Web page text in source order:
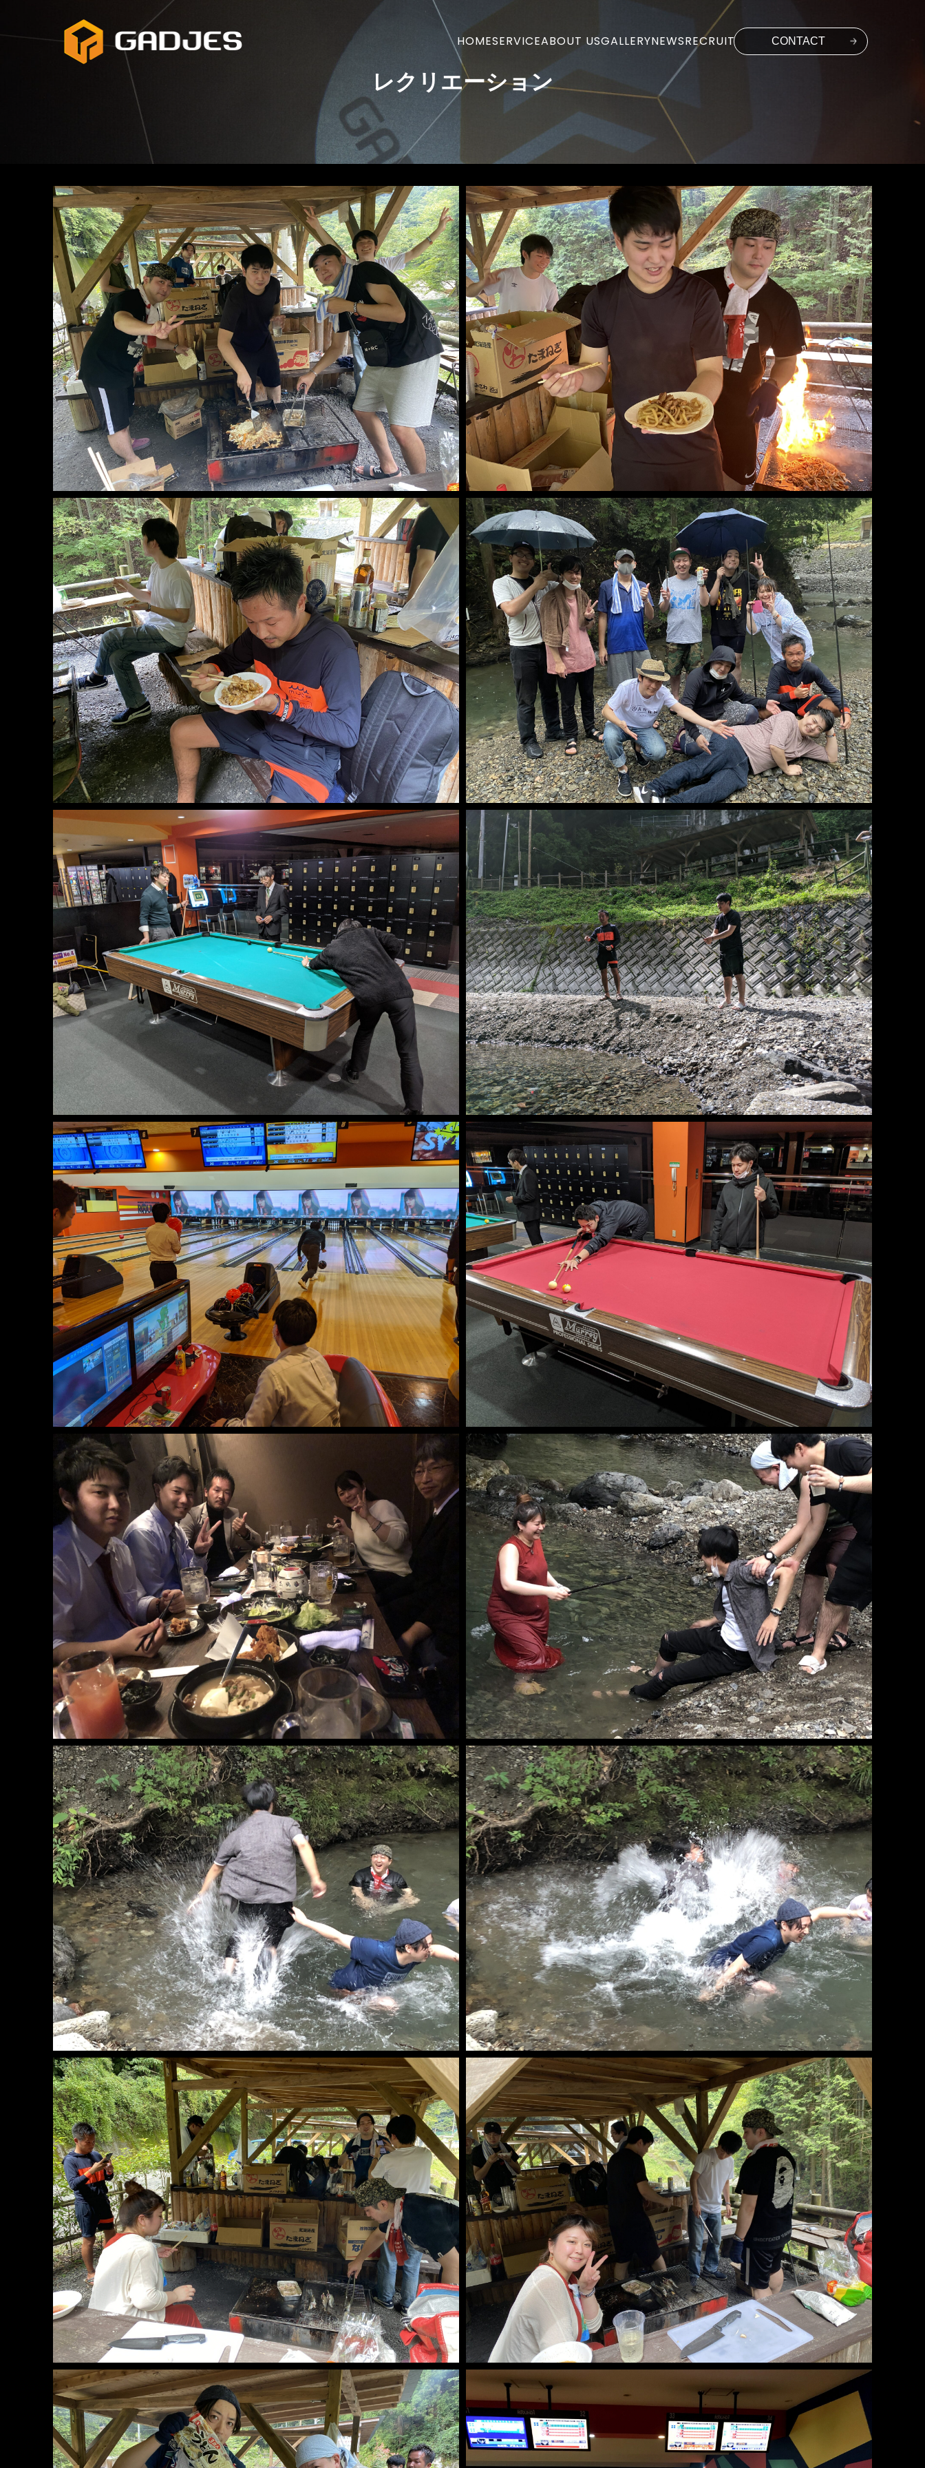
HOMESERVICEABOUT USGALLERYNEWSRECRUIT CONTACT
レクリエーション